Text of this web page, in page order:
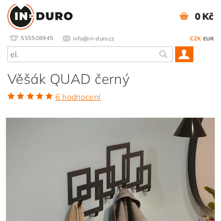
555508945 info@in-duro.cz CZK EUR
0 Kč
Věšák QUAD černý
6 hodnocení